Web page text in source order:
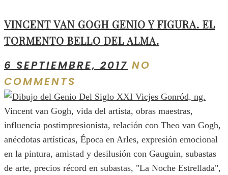
VINCENT VAN GOGH GENIO Y FIGURA. EL
TORMENTO BELLO DEL ALMA.
6 SEPTIEMBRE, 2017 NO
COMMENTS
Vincent van Gogh, vida del artista, obras maestras,
influencia postimpresionista, relación con Theo van Gogh,
anécdotas artísticas, Época en Arles, expresión emocional
en la pintura, amistad y desilusión con Gauguin, subastas
de arte, precios récord en subastas, "La Noche Estrellada",